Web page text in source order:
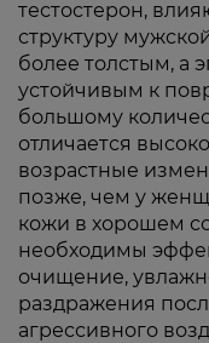
тестостерон,
структуру
более толстым, а
устойчивым к
большому
отличается
возрастные
позже, чем у
кожи в хорошем
необходимы
очищение,
раздражения
агрессивного